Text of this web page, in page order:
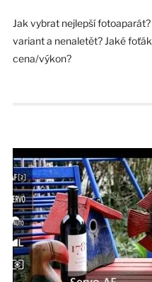
Jak vybrat nejlepší
variant a nenaletět? Jaké
cena/výkon?